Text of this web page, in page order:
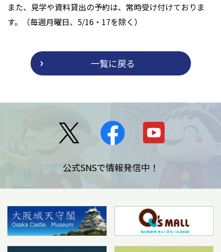
また、見学や資料貸出の予約は、常時受け付けておりま
す。（毎週月曜日、5/16・17を除く）
一覧に戻る
公式SNSで情報発信中！